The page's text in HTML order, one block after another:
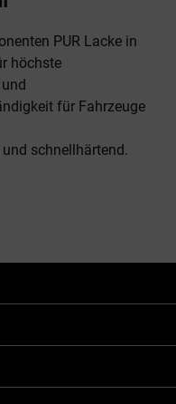
PUR Lacke in
höchste
für Fahrzeuge
schnellhärtend.